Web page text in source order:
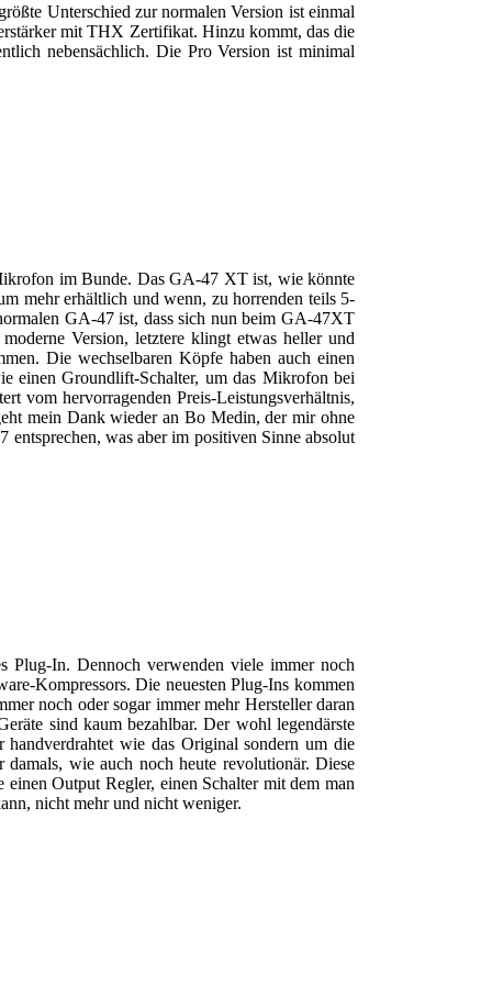
Unterschied zur normalen Version ist einmal
mit THX Zertifikat. Hinzu kommt, das die
nebensächlich. Die Pro Version ist minimal
im Bunde. Das GA-47 XT ist, wie könnte
mehr erhältlich und wenn, zu horrenden teils 5-
GA-47 ist, dass sich nun beim GA-47XT
Version, letztere klingt etwas heller und
Die wechselbaren Köpfe haben auch einen
einen Groundlift-Schalter, um das Mikrofon bei
vom hervorragenden Preis-Leistungsverhältnis,
mein Dank wieder an Bo Medin, der mir ohne
was aber im positiven Sinne absolut
Plug-In. Dennoch verwenden viele immer noch
Kompressors. Die neuesten Plug-Ins kommen
noch oder sogar immer mehr Hersteller daran
sind kaum bezahlbar. Der wohl legendärste
wie das Original sondern um die
wie auch noch heute revolutionär. Diese
Output Regler, einen Schalter mit dem man
nicht mehr und nicht weniger.